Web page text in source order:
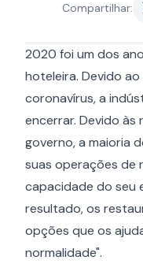
Compartilhar:
2020 foi um dos
hoteleira. Devido
coronavírus, a
encerrar. Devido
governo, a maioria
suas operações de
capacidade do seu
resultado, os
opções que os
normalidade".